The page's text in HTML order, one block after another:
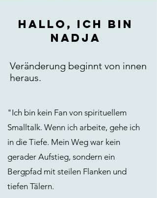
Hallo, ich bin
Nadja
Veränderung beginnt von innen
heraus.
"Ich bin kein Fan von spirituellem
Smalltalk. Wenn ich arbeite, gehe ich
in die Tiefe. Mein Weg war kein
gerader Aufstieg, sondern ein
Bergpfad mit steilen Flanken und
tiefen Tälern.